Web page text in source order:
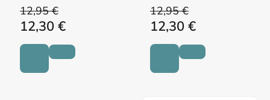
12,95 €
12,30 €
12,95 €
12,30 €